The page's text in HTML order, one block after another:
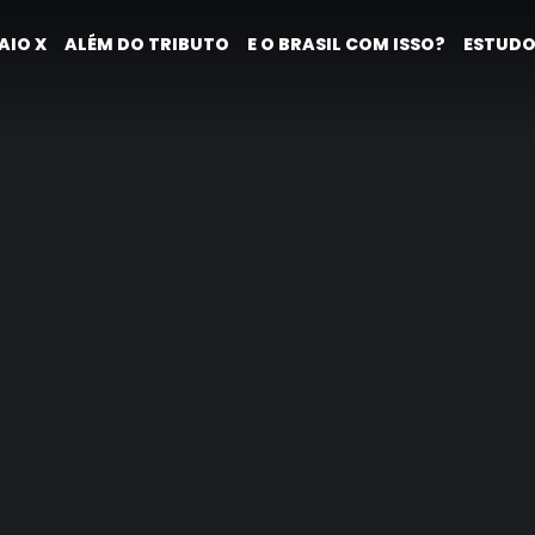
X ALÉM DO TRIBUTO E O BRASIL COM ISSO?